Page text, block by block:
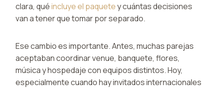
clara, quéincluye el paquetey cuántas decisiones
van a tener que tomar por separado.
Ese cambio es importante. Antes, muchas parejas
aceptaban coordinar venue, banquete, flores,
música y hospedaje con equipos distintos. Hoy,
especialmente cuando hay invitados internacionales